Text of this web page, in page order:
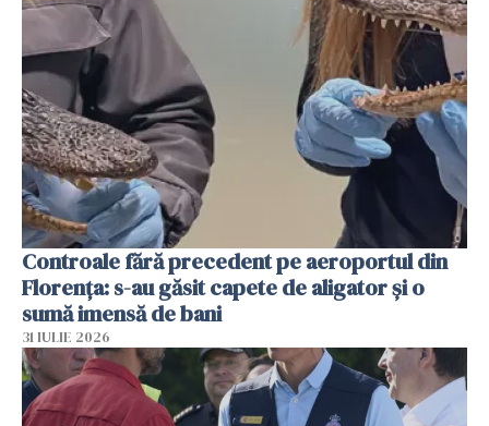
Controale fără precedent pe aeroportul din
Florența: s-au găsit capete de aligator și o
sumă imensă de bani
31 IULIE 2026